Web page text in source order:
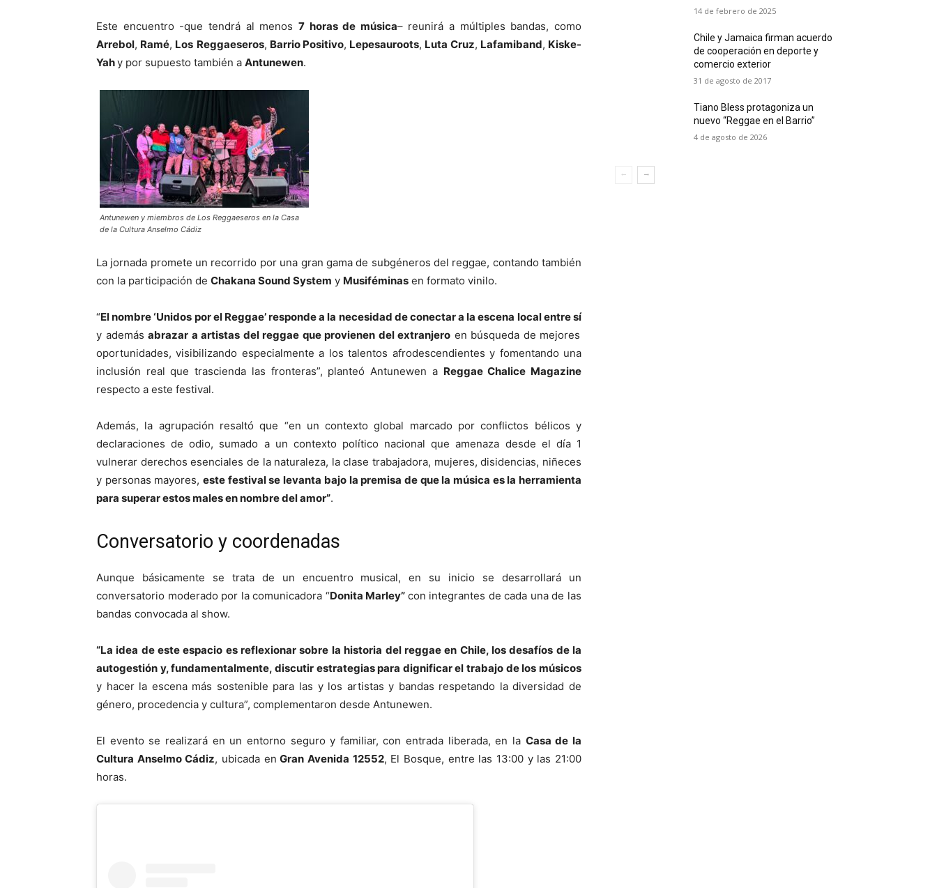
Este encuentro -que tendrá al menos 7 horas de música– reunirá a múltiples bandas, como
Arrebol, Ramé, Los Reggaeseros, Barrio Positivo, Lepesauroots, Luta Cruz, Lafamiband, Kiske-
Yahy por supuesto también a Antunewen.
Antunewen y miembros de Los Reggaeseros en la Casa
de la Cultura Anselmo Cádiz
​La jornada promete un recorrido por una gran gama de subgéneros del reggae, contando también
con la participación de Chakana Sound System y Musiféminas en formato vinilo.
“El nombre ‘Unidos por el Reggae’ responde a la necesidad de conectar a la escena local entre sí
y ademásabrazar a artistas del reggae que provienen del extranjero en búsqueda de mejores
oportunidades, visibilizando especialmente a los talentos afrodescendientes y fomentando una
inclusión real que trascienda las fronteras”, planteó Antunewen a Reggae Chalice Magazine
respecto a este festival.
Además, la agrupación resaltó que “​en un contexto global marcado por conflictos bélicos y
declaraciones de odio, sumado a un contexto político nacional que amenaza desde el día 1
vulnerar derechos esenciales de la naturaleza, la clase trabajadora, mujeres, disidencias, niñeces
y personas mayores,este festival se levanta bajo la premisa de que la música es la herramienta
para superar estos males en nombre del amor”.
Conversatorio y coordenadas
Aunque básicamente se trata de un encuentro musical, en su inicio se desarrollará un
conversatorio moderado por la comunicadora “Donita Marley” con integrantes de cada una de las
bandas convocada al show.
“La idea de este espacio es reflexionar sobre la historia del reggae en Chile, los desafíos de la
autogestión y, fundamentalmente, discutir estrategias para dignificar el trabajo de los músicos
y hacer la escena más sostenible para las y los artistas y bandas respetando la diversidad de
género, procedencia y cultura”, complementaron desde Antunewen.
​El evento se realizará en un entorno seguro y familiar, con entrada liberada, en la Casa de la
Cultura Anselmo Cádiz, ubicada en Gran Avenida 12552, El Bosque, entre las 13:00 y las 21:00
horas.
14 de febrero de 2025
Chile y Jamaica firman acuerdo
de cooperación en deporte y
comercio exterior
31 de agosto de 2017
Tiano Bless protagoniza un
nuevo “Reggae en el Barrio”
4 de agosto de 2026